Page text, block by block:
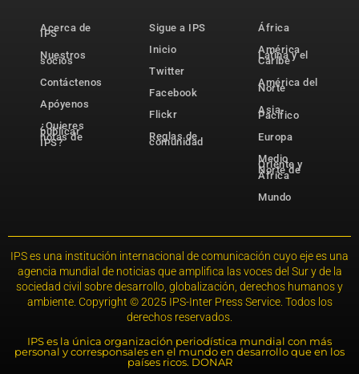
Acerca de
IPS
Nuestros
socios
Contáctenos
Apóyenos
¿Quieres
publicar
notas de
IPS?
Sigue a IPS
Inicio
Twitter
Facebook
Flickr
Reglas de
comunidad
África
América
Latina y el
Caribe
América del
Norte
Asia-
Pacífico
Europa
Medio
Oriente y
Norte de
África
Mundo
IPS es una institución internacional de comunicación cuyo eje es una
agencia mundial de noticias que amplifica las voces del Sur y de la
sociedad civil sobre desarrollo, globalización, derechos humanos y
ambiente. Copyright © 2025 IPS-Inter Press Service. Todos los
derechos reservados.
IPS es la única organización periodística mundial con más
personal y corresponsales en el mundo en desarrollo que en los
países ricos. DONAR